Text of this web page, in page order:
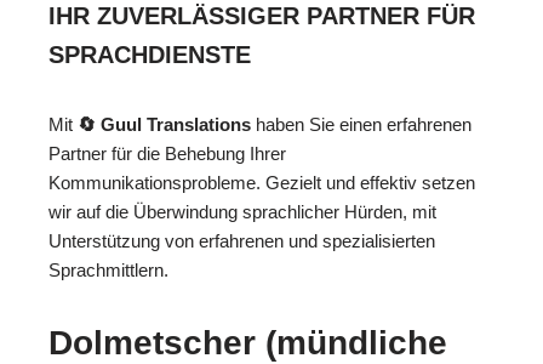
IHR ZUVERLÄSSIGER PARTNER FÜR
SPRACHDIENSTE
Mit 🔄 Guul Translations haben Sie einen erfahrenen
Partner für die Behebung Ihrer
Kommunikationsprobleme. Gezielt und effektiv setzen
wir auf die Überwindung sprachlicher Hürden, mit
Unterstützung von erfahrenen und spezialisierten
Sprachmittlern.
Dolmetscher (mündliche